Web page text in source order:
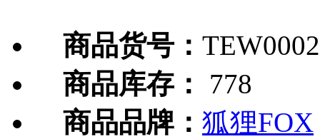
商品货号：
商品库存：
778
商品品牌： 狐狸FOX